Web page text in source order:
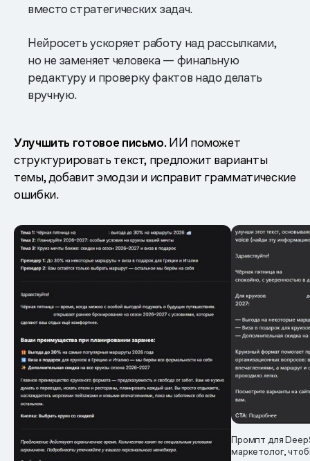
вместо стратегических задач.
Нейросеть ускоряет работу над рассылками,
но не заменяет человека — финальную
редактуру и проверку фактов надо делать
вручную.
Улучшить готовое письмо. ИИ поможет
структурировать текст, предложит варианты
темы, добавит эмодзи и исправит грамматические
ошибки.
Промпт для
маркетолог,